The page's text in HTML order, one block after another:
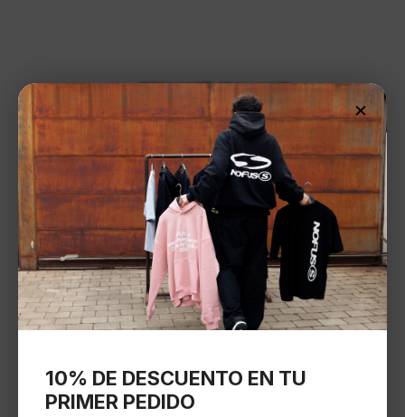
×
10% DE DESCUENTO EN TU
PRIMER PEDIDO